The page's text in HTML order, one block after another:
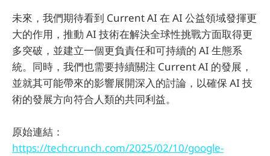
未來，我們期待看到 Current AI 在 AI 公益領域發揮更
大的作用，推動 AI 技術在解決全球性挑戰方面取得更
多突破，並建立一個更負責任和可持續的 AI 生態系
統。同時，我們也需要持續關注 Current AI 的發展，
並就其可能帶來的影響展開深入的討論，以確保 AI 技
術的發展方向符合人類的共同利益。
原始連結：
https://techcrunch.com/2025/02/10/google-